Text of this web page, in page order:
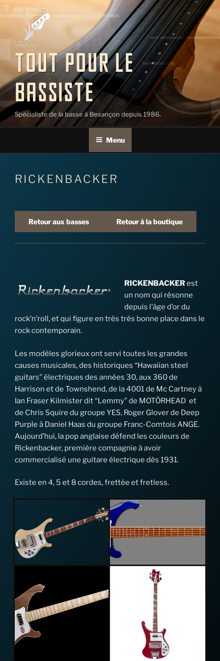
Aller
au
contenu
principal
TOUT POUR LE
BASSISTE
Spécialiste de la basse à Besançon depuis 1986.
Menu
RICKENBACKER
Retour aux basses Retour à la boutique
RICKENBACKERest
un nom qui résonne
depuis l’âge d’or du
rock’n’roll, et qui figure en très très bonne place dans le
rock contemporain.
Les modèles glorieux ont servi toutes les grandes
causes musicales, des historiques “Hawaiian steel
guitars” électriques des années 30, aux 360 de
Harrison et de Townshend, de la 4001 de Mc Cartney à
Ian Fraser Kilmister dit “Lemmy” de MOTÖRHEAD et
de Chris Squire du groupe YES, Roger Glover de Deep
Purple à Daniel Haas du groupe Franc-Comtois ANGE.
Aujourd’hui, la pop anglaise défend les couleurs de
Rickenbacker, première compagnie à avoir
commercialisé une guitare électrique dès 1931.
Existe en 4, 5 et 8 cordes, frettée et fretless.